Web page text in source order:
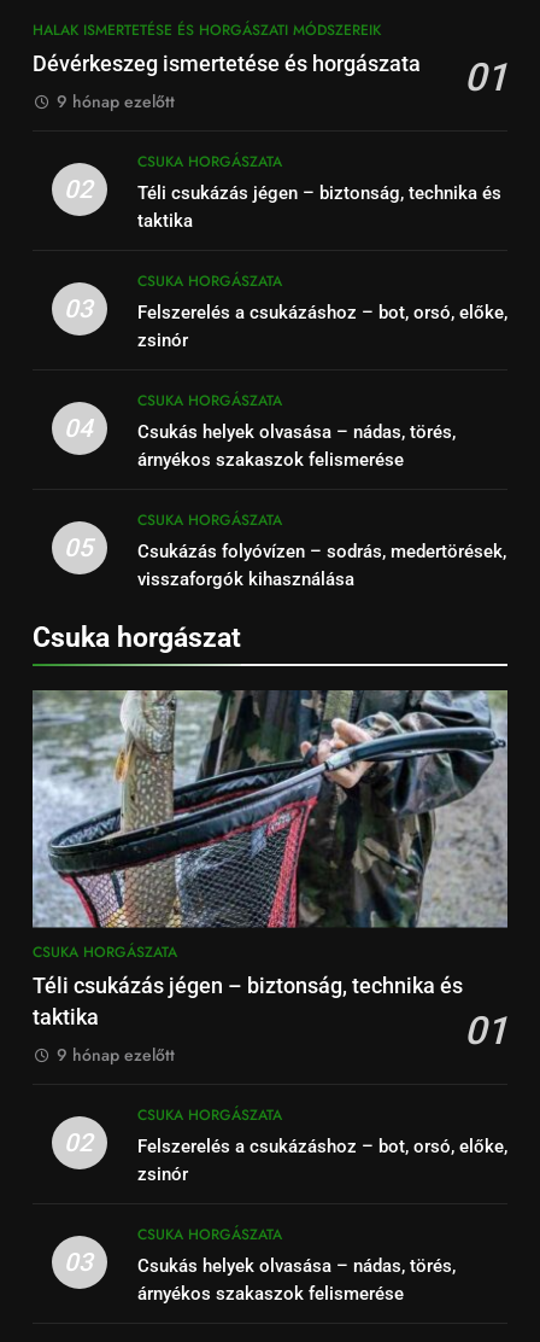
HALAK ISMERTETÉSE ÉS HORGÁSZATI MÓDSZEREIK
Dévérkeszeg ismertetése és horgászata 01
9 hónap ezelőtt
02
CSUKA HORGÁSZATA
Téli csukázás jégen – biztonság, technika és
taktika
03
CSUKA HORGÁSZATA
Felszerelés a csukázáshoz – bot, orsó, előke,
zsinór
04
CSUKA HORGÁSZATA
Csukás helyek olvasása – nádas, törés,
árnyékos szakaszok felismerése
05
CSUKA HORGÁSZATA
Csukázás folyóvízen – sodrás, medertörések,
visszaforgók kihasználása
Csuka horgászat
CSUKA HORGÁSZATA
Téli csukázás jégen – biztonság, technika és
taktika
01
9 hónap ezelőtt
02
CSUKA HORGÁSZATA
Felszerelés a csukázáshoz – bot, orsó, előke,
zsinór
03
CSUKA HORGÁSZATA
Csukás helyek olvasása – nádas, törés,
árnyékos szakaszok felismerése